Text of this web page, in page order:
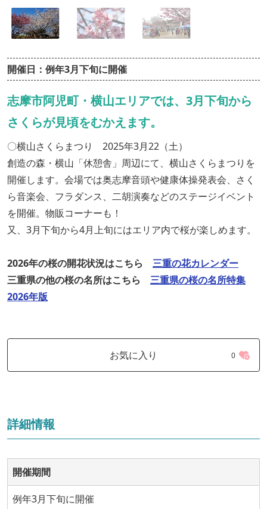
開催日：例年3月下旬に開催
志摩市阿児町・横山エリアでは、3月下旬から
さくらが見頃をむかえます。
〇横山さくらまつり 2025年3月22（土）
創造の森・横山「休憩舎」周辺にて、横山さくらまつりを
開催します。会場では奥志摩音頭や健康体操発表会、さく
ら音楽会、フラダンス、二胡演奏などのステージイベント
を開催。物販コーナーも！
又、3月下旬から4月上旬にはエリア内で桜が楽しめます。
2026年の桜の開花状況はこちら 三重の花カレンダー
三重県の他の桜の名所はこちら 三重県の桜の名所特集
2026年版
お気に入り 0
詳細情報
開催期間
例年3月下旬に開催